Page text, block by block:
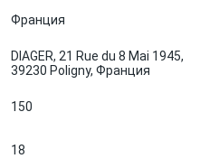
Франция
DIAGER, 21 Rue du 8 Mai 1945,
39230 Poligny, Франция
150
18